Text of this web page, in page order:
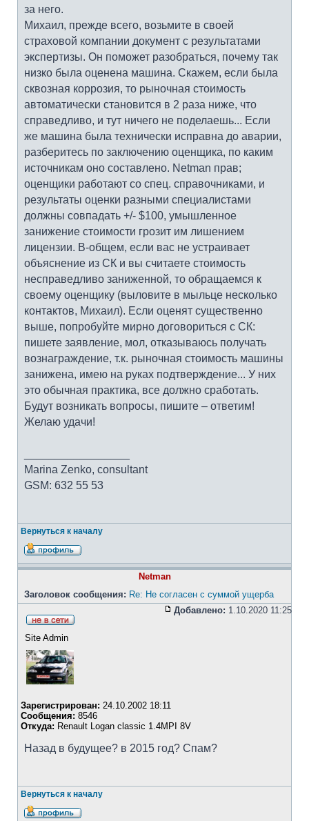
за него.
Михаил, прежде всего, возьмите в своей
страховой компании документ с результатами
экспертизы. Он поможет разобраться, почему так
низко была оценена машина. Скажем, если была
сквозная коррозия, то рыночная стоимость
автоматически становится в 2 раза ниже, что
справедливо, и тут ничего не поделаешь... Если
же машина была технически исправна до аварии,
разберитесь по заключению оценщика, по каким
источникам оно составлено. Netman прав;
оценщики работают со спец. справочниками, и
результаты оценки разными специалистами
должны совпадать +/- $100, умышленное
занижение стоимости грозит им лишением
лицензии. В-общем, если вас не устраивает
объяснение из СК и вы считаете стоимость
несправедливо заниженной, то обращаемся к
своему оценщику (выловите в мыльце несколько
контактов, Михаил). Если оценят существенно
выше, попробуйте мирно договориться с СК:
пишете заявление, мол, отказываюсь получать
вознаграждение, т.к. рыночная стоимость машины
занижена, имею на руках подтверждение... У них
это обычная практика, все должно сработать.
Будут возникать вопросы, пишите – ответим!
Желаю удачи!
Marina Zenko, consultant
GSM: 632 55 53
Вернуться к началу
Netman
Заголовок сообщения: Re: Не согласен с суммой ущерба
Добавлено: 1.10.2020 11:25
Site Admin
Зарегистрирован: 24.10.2002 18:11
Сообщения: 8546
Откуда: Renault Logan classic 1.4MPI 8V
Назад в будущее? в 2015 год? Спам?
Вернуться к началу